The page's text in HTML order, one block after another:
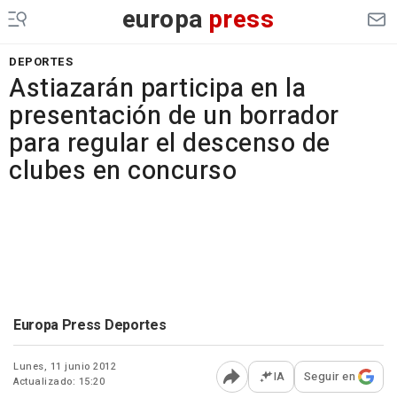
europa press
DEPORTES
Astiazarán participa en la
presentación de un borrador
para regular el descenso de
clubes en concurso
Europa Press Deportes
Lunes, 11 junio 2012
Actualizado: 15:20
Abrir opciones para
IA Seguir en